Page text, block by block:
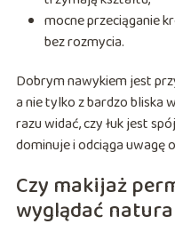
mocne przeciąganie
bez rozmycia.
Dobrym nawykiem jest
a nie tylko z bardzo bliska
razu widać, czy łuk jest
dominuje i odciąga uwagę
Czy makijaż
wyglądać